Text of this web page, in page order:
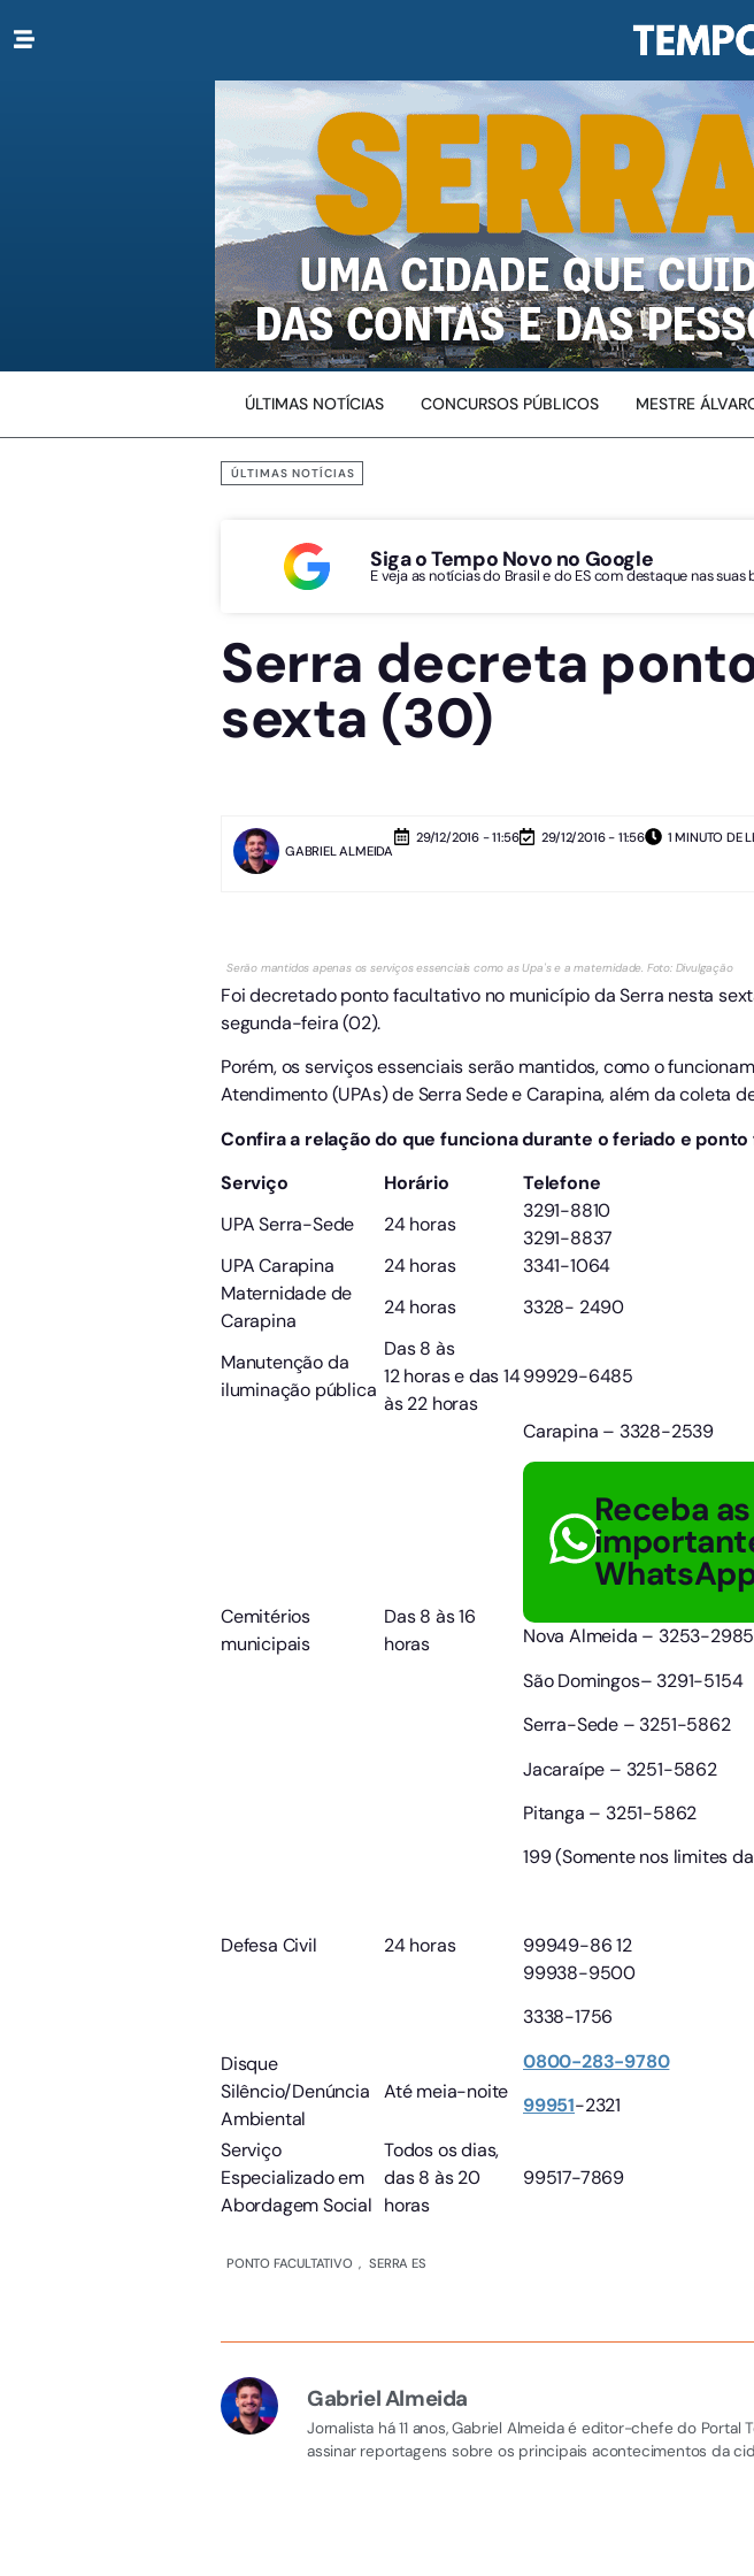
ÚLTIMAS NOTÍCIAS CONCURSOS PÚBLICOS MESTRE
ÚLTIMAS NOTÍCIAS
Siga o Tempo Novo no Google
E veja as notícias do Brasil e do ES com destaque nas suas
Serra decreta
sexta (30)
GABRIEL ALMEIDA
29/12/2016 - 11:56 29/12/2016 - 11:56 1 MINUTO DE
Serão mantidos apenas os serviços essenciais como as Upa's e a maternidade. Foto: Divulgação
Foi decretado ponto facultativo no município da Serra nesta
segunda-feira (02).
Porém, os serviços essenciais serão mantidos, como o
Atendimento (UPAs) de Serra Sede e Carapina, além da coleta
Confira a relação do que funciona durante o feriado e
Serviço
Horário
Telefone
UPA Serra-Sede
24 horas
3291-8810
3291-8837
UPA Carapina
24 horas
3341-1064
Maternidade de
Carapina
24 horas 3328- 2490
Manutenção da
iluminação pública
Das 8 às
12 horas e das 14
às 22 horas
99929-6485
Cemitérios
municipais
Das 8 às 16
horas
Carapina – 3328-2539
Receba
Nova Almeida – 3253-2985
São Domingos– 3291-5154
Serra-Sede – 3251-5862
Jacaraípe – 3251-5862
Pitanga – 3251-5862
Defesa Civil 24 horas
199 (Somente nos limites
99949-86 12
99938-9500
3338-1756
Disque
Silêncio/Denúncia
Ambiental
Até meia-noite
0800-283-9780
99951-2321
Serviço
Especializado em
Abordagem Social
Todos os dias,
das 8 às 20
horas
99517-7869
PONTO FACULTATIVO , SERRA ES
Gabriel Almeida
Jornalista há 11 anos, Gabriel Almeida é editor-chefe do
assinar reportagens sobre os principais acontecimentos da